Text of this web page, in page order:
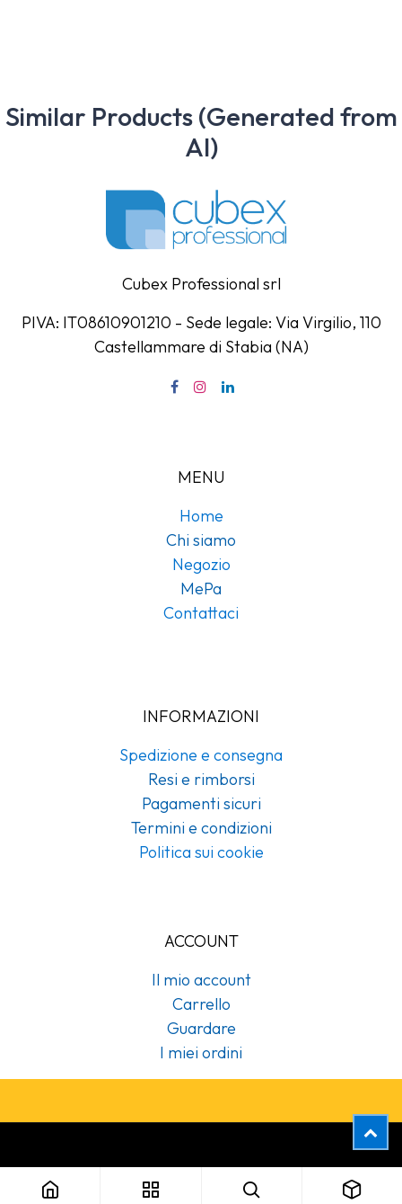
Similar Products (Generated from
AI)
Cubex Professional srl
PIVA: IT08610901210 - Sede legale: Via Virgilio, 110
Castellammare di Stabia (NA)
MENU
Home
Chi siamo
Negozio
MePa
Contattaci
INFORMAZIONI
Spedizione e consegna
Resi e rimborsi
Pagamenti sicuri
Termini e condizioni
Politica sui cookie
ACCOUNT
Il mio account
Carrello
Guardare
I miei ordini